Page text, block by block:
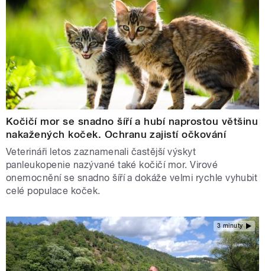
Kočičí mor se snadno šíří a hubí naprostou většinu
nakažených koček. Ochranu zajistí očkování
Veterináři letos zaznamenali častější výskyt
panleukopenie nazývané také kočičí mor. Virové
onemocnění se snadno šíří a dokáže velmi rychle vyhubit
celé populace koček.
3 minuty